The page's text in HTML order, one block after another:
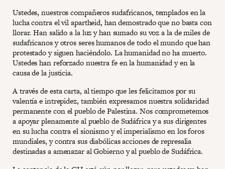
Ustedes, nuestros compañeros sudafricanos, templados en la
lucha contra el vil apartheid, han demostrado que no basta con
llorar. Han salido a la luz y han sumado su voz a la de miles de
sudafricanos y otros seres humanos de todo el mundo que han
protestado y siguen haciéndolo. La humanidad no ha muerto.
Ustedes han reforzado nuestra fe en la humanidad y en la
causa de la justicia.
A través de esta carta, al tiempo que les felicitamos por su
valentía e intrepidez, también expresamos nuestra solidaridad
permanente con el pueblo de Palestina. Nos comprometemos
a apoyar plenamente al pueblo de Sudáfrica y a sus dirigentes
en su lucha contra el sionismo y el imperialismo en los foros
mundiales, y contra sus diabólicas acciones de represalia
destinadas a amenazar al Gobierno y al pueblo de Sudáfrica.